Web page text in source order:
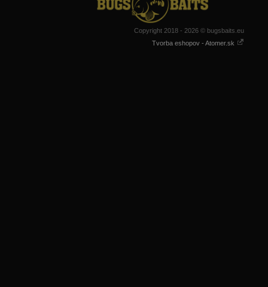
Copyright 2018 - 2026 © bugsbaits.eu
Tvorba eshopov - Atomer.sk